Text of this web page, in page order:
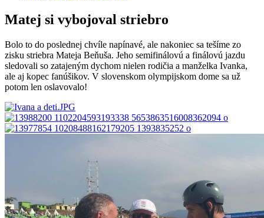
Matej si vybojoval striebro
Bolo to do poslednej chvíle napínavé, ale nakoniec sa tešíme zo
zisku striebra Mateja Beňuša. Jeho semifinálovú a finálovú jazdu
sledovali so zatajeným dychom nielen rodičia a manželka Ivanka,
ale aj kopec fanúšikov. V slovenskom olympijskom dome sa už
potom len oslavovalo!